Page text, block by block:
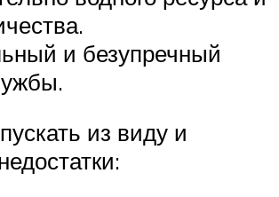
и безупречный
из виду и